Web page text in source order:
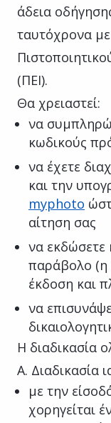
άδεια
ταυτόχρονα
(ΠΕΙ).
Θα χρειαστεί:
να
κωδικούς
να έχετε
και την
myphoto
αίτηση σας
να εκδώσετε
παράβολο (η
έκδοση και
να
Η διαδικασία
A. Διαδικασία
με την
χορηγείται